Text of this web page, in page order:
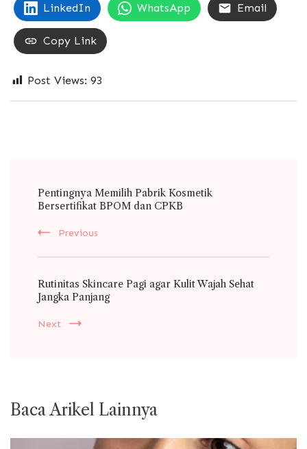
LinkedIn WhatsApp Email
Copy Link
Post Views: 93
Navigation
Pentingnya Memilih Pabrik Kosmetik
Bersertifikat BPOM dan CPKB
Previous
Rutinitas Skincare Pagi agar Kulit Wajah Sehat
Jangka Panjang
Next
Baca Arikel Lainnya